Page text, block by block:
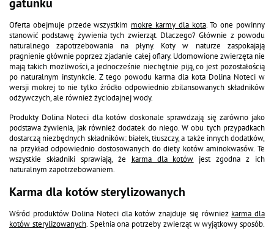
Junior zestaw 12 x 185 g
Zobacz produkt Zobacz produkt
Dolina Noteci Premium
Mokra karma dla kota bogata w
gęś Dolina Noteci Premium 400
g
Zobacz produkt
Dolina Noteci Premium
Mokra karma dla kota bogata w
indyka Dolina Noteci Premium
400 g